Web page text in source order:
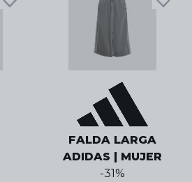
FALDA LARGA
ADIDAS | MUJER
-31%